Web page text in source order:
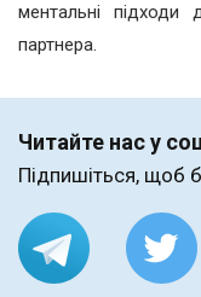
ментальні
партнера.
Читайте нас у
Підпишіться, щоб